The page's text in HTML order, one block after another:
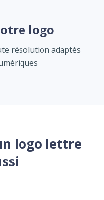
logo
résolution adaptés
logo lettre